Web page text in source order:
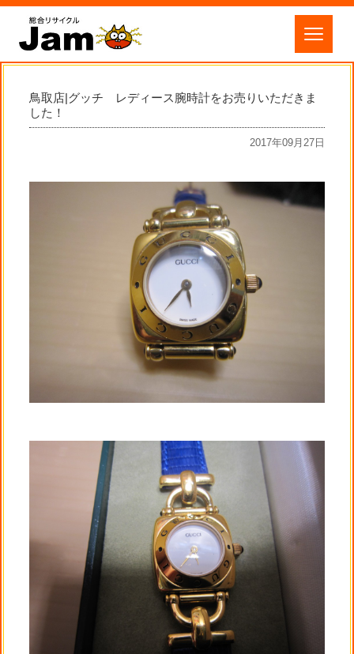
鳥取店|グッチ レディース腕時計をお売りいただきま
した！
2017年09月27日